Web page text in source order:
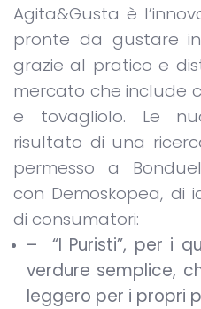
Agita&Gusta è
pronte da gustare
grazie al pratico e
mercato che include
e tovagliolo. Le
risultato di una
permesso a
con Demoskopea, di
di consumatori:
– “I Puristi”, per i
verdure semplice,
leggero per i propri